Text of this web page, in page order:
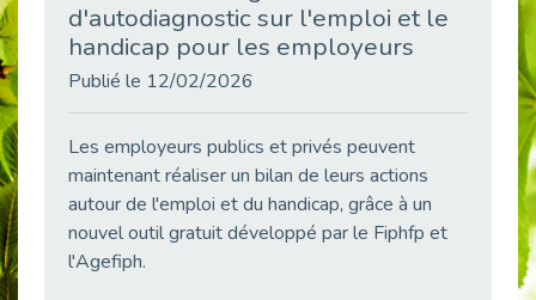
Emploi & Handicap : Hachette Livre et Cap emploi 92 renforcent leur collaboration
Publié le 02/06/2026
« Confiance en soi et acceptation du handicap » : un levier puissant vers l’emploi
Publié le 22/05/2026
Handicap et emploi : une matinée pour briser les tabous
Publié le 21/05/2026
d'autodiagnostic sur l'emploi et le
handicap pour les employeurs
Publié le 12/02/2026
Les employeurs publics et privés peuvent
maintenant réaliser un bilan de leurs actions
autour de l'emploi et du handicap, grâce à un
nouvel outil gratuit développé par le Fiphfp et
l'Agefiph.